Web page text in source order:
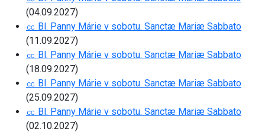
(04.09.2027)
㏄ Bl. Panny Márie v sobotu. Sanctæ Mariæ Sabbato
(11.09.2027)
㏄ Bl. Panny Márie v sobotu. Sanctæ Mariæ Sabbato
(18.09.2027)
㏄ Bl. Panny Márie v sobotu. Sanctæ Mariæ Sabbato
(25.09.2027)
㏄ Bl. Panny Márie v sobotu. Sanctæ Mariæ Sabbato
(02.10.2027)